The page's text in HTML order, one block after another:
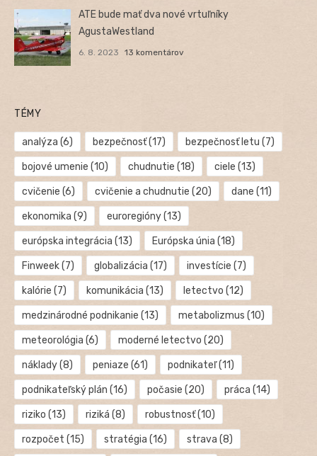
ATE bude mať dva nové vrtuľníky
AgustaWestland
6. 8. 2023 13 komentárov
TÉMY
analýza (6) bezpečnosť(17) bezpečnosť letu (7)
bojové umenie (10) chudnutie (18) ciele (13)
cvičenie (6) cvičenie a chudnutie (20) dane (11)
ekonomika (9) euroregióny(13)
európska integrácia (13) Európska únia (18)
Finweek(7) globalizácia (17) investície (7)
kalórie (7) komunikácia (13) letectvo (12)
medzinárodné podnikanie (13) metabolizmus (10)
meteorológia (6) moderné letectvo (20)
náklady(8) peniaze (61) podnikateľ(11)
podnikateľský plán (16) počasie (20) práca (14)
riziko (13) riziká (8) robustnosť(10)
rozpočet (15) stratégia (16) strava (8)